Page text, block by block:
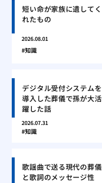
短い命が家族に遺してく
れたもの
2026.08.01
知識
デジタル受付システムを
導入した葬儀で孫が大活
躍した話
2026.07.31
知識
歌謡曲で送る現代の葬儀
と歌詞のメッセージ性